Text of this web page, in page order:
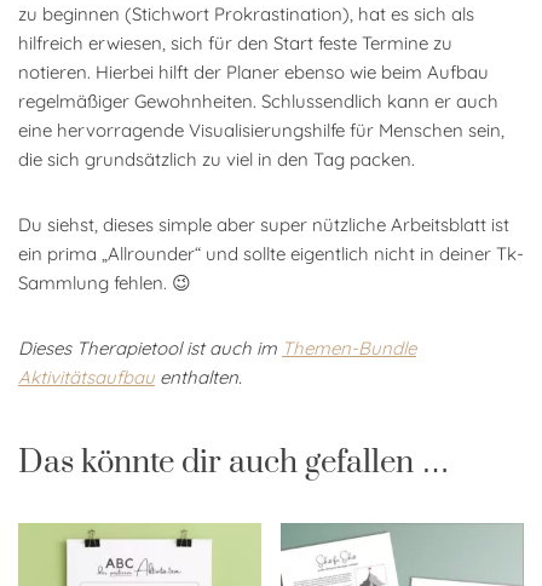
zu beginnen (Stichwort Prokrastination), hat es sich als
hilfreich erwiesen, sich für den Start feste Termine zu
notieren. Hierbei hilft der Planer ebenso wie beim Aufbau
regelmäßiger Gewohnheiten. Schlussendlich kann er auch
eine hervorragende Visualisierungshilfe für Menschen sein,
die sich grundsätzlich zu viel in den Tag packen.
Du siehst, dieses simple aber super nützliche Arbeitsblatt ist
ein prima „Allrounder“ und sollte eigentlich nicht in deiner Tk-
Sammlung fehlen. 😉
Dieses Therapietool ist auch im Themen-Bundle
Aktivitätsaufbau enthalten.
Das könnte dir auch gefallen …